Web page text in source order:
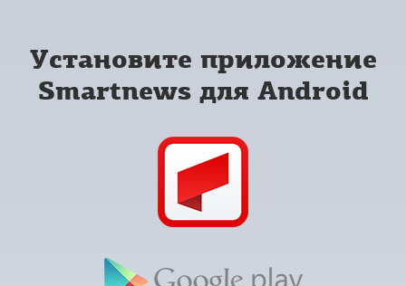
Установите приложение
Smartnews для Android